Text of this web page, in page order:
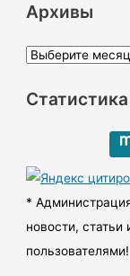
Архивы
А
х
ы
Статистика
*
новости,
пользователями!